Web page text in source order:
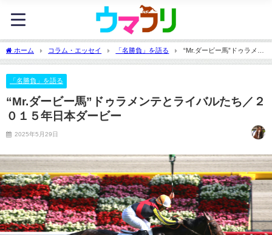
ホーム コラム・エッセイ 「名勝負」を語る
“Mr.ダービー馬”ドゥラメン
テとライバルたち／２０１５年日本ダービー
「名勝負」を語る
“Mr.ダービー馬”ドゥラメンテとライバルたち／２
０１５年日本ダービー
2025年5月29日